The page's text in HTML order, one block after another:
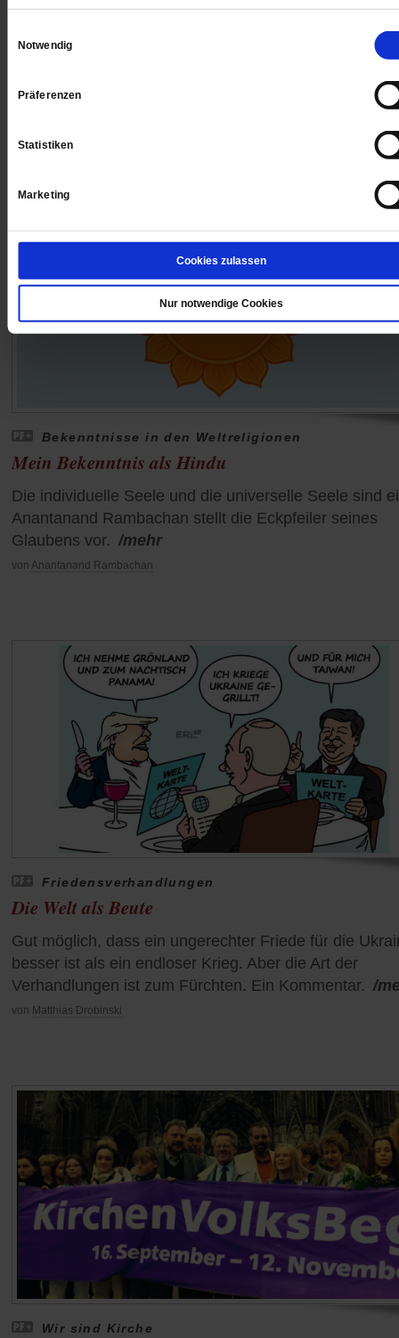
Notwendig
Präferenzen
Statistiken
Marketing
Cookies zulassen
Nur notwendige Cookies
Gott ist der Herr der Zeit und weiß, was passieren
so haben es jahrhundertelang die Kirchen gelehrt.
Quantenphysik öffnen nun neue Denkräume.
/mehr
Bekenntnisse in den Weltreligionen
Mein Bekenntnis als Hindu
Die individuelle Seele und die universelle Seele sind
Anantanand Rambachan stellt die Eckpfeiler seines
Glaubens vor. /mehr
von Anantanand Rambachan
Friedensverhandlungen
Die Welt als Beute
Gut möglich, dass ein ungerechter Friede für die
besser ist als ein endloser Krieg. Aber die Art der
Verhandlungen ist zum Fürchten. Ein Kommentar. /
von Matthias Drobinski
Wir sind Kirche